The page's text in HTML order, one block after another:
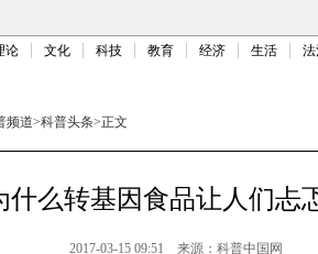
论 文化 科技 教育 经济 生活
频道>科普头条>正文
什么转基因食品让人们忐
2017-03-15 09:51 来源： 科普中国网